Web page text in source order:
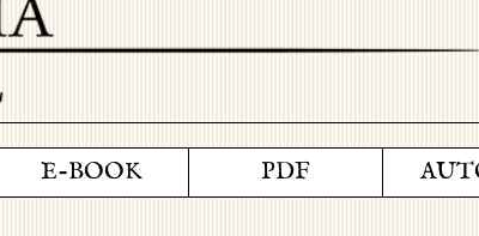
E-BOOK PDF